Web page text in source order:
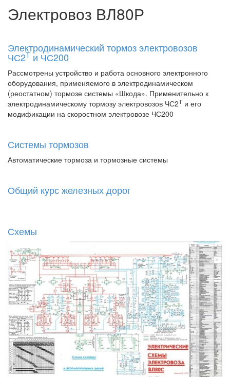
Электровоз ВЛ80Р
Электродинамический тормоз электровозов
ЧС2Т и ЧС200
Рассмотрены устройство и работа основного электронного
оборудования, применяемого в электродинамическом
(реостатном) тормозе системы «Шкода». Применительно к
электродинамическому тормозу электровозов ЧС2Т и его
модификации на скоростном электровозе ЧС200
Системы тормозов
Автоматические тормоза и тормозные системы
Общий курс железных дорог
Схемы